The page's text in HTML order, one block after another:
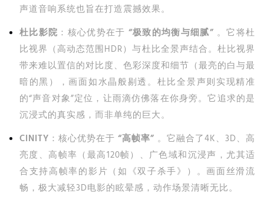
声道音响系统也旨在打造震撼效果。
杜比影院 ：核心优势在于 “极致的均衡与细腻” 。它将杜
比视界（高动态范围HDR）与杜比全景声结合。杜比视界
带来难以置信的对比度、色彩深度和细节（最亮的白与最
暗的黑），画面如水晶般剔透。杜比全景声则实现精准
的“声音对象”定位，让雨滴仿佛落在你身旁。它追求的是
沉浸式的真实感，而非单纯的巨大。
CINITY ：核心优势在于 “高帧率” 。它融合了4K、3D、高
亮度、高帧率（最高120帧）、广色域和沉浸声，尤其适
合支持高帧率的影片（如《双子杀手》）。画面丝滑流
畅，极大减轻3D电影的眩晕感，动作场景清晰无比。